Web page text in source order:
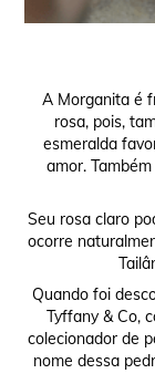
A Morganita é
rosa, pois,
esmeralda
amor.
Seu rosa claro
ocorre
Quando foi
Tyffany & Co,
colecionador de
nome dessa